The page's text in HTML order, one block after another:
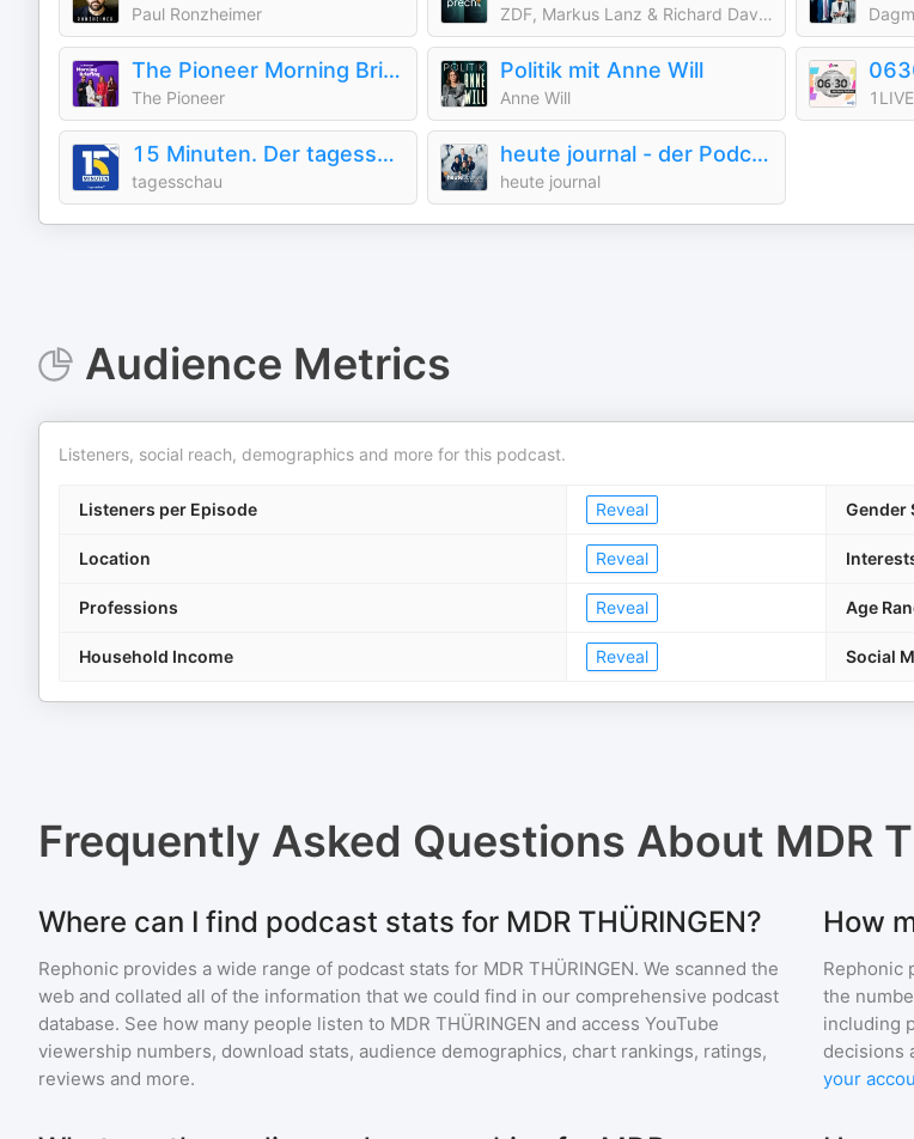
Paul Ronzheimer ZDF, Markus Lanz & Richard David Precht
The Pioneer Morning Briefing - Nachrichten aus Politik und Wirtschaft
The Pioneer
Politik mit Anne Will
Anne Will
15 Minuten. Der tagesschau-Podcast am Morgen
tagesschau
heute journal - der Podcast
heute journal
Audience Metrics
Listeners, social reach, demographics and more for this podcast.
Listeners per Episode Reveal Gender
Location Reveal
Professions Reveal Age
Household Income Reveal Social
Frequently Asked Questions About MDR
Where can I find podcast stats for MDR THÜRINGEN?
Rephonic provides a wide range of podcast stats for MDR THÜRINGEN. We scanned the
web and collated all of the information that we could find in our comprehensive podcast
database. See how many people listen to MDR THÜRINGEN and access YouTube
viewership numbers, download stats, audience demographics, chart rankings, ratings,
reviews and more.
How
Rephonic
the
including
decisions
your